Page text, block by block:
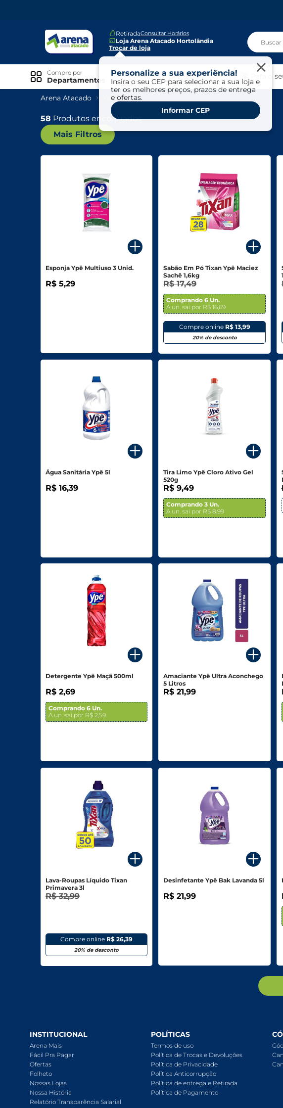
RetiradaConsultar Horários
Loja Arena Atacado Hortolândia
Trocar de loja
Personalize a sua experiência!
Insira o seu CEP para selecionar a sua loja e
ter os melhores preços, prazos de entrega
e ofertas.
Informar CEP
Ofertas Para o
Compre por
Departamentos
Especiais
Exclusivo Online
Ofertas
Ofertas Arena Mais
Ofertas Cartão Fácil pra Pagar
Mercearia
Carnes, Aves E Peixes
Higiene E Beleza
Arena Atacado Ypê
58 Produtos encontrados
Mais Filtros
Esponja Ypê Multiuso 3 Unid.
R$ 5,29
Sabão Em Pó Tixan Ypê Maciez
Sachê 1,6kg
R$ 17,49
Comprando 6 Un.
A un. sai por R$ 16,69
Compre online R$ 13,99
20% de desconto
Água Sanitária Ypê 5l
R$ 16,39
Tira Limo Ypê Cloro Ativo Gel
520g
R$ 9,49
Comprando 3 Un.
A un. sai por R$ 8,99
Detergente Ypê Maçã 500ml
R$ 2,69
Comprando 6 Un.
A un. sai por R$ 2,59
Amaciante Ypê Ultra Aconchego
5 Litros
R$ 21,99
Lava-Roupas Líquido Tixan
Primavera 3l
R$ 32,99
Compre online R$ 26,39
20% de desconto
Desinfetante Ypê Bak Lavanda 5l
R$ 21,99
INSTITUCIONAL
Arena Mais
Fácil Pra Pagar
Ofertas
Folheto
Nossas Lojas
Nossa História
Relatório Transparência Salarial
POLÍTICAS
Termos de uso
Política de Trocas e Devoluções
Política de Privacidade
Política Anticorrupção
Política de entrega e Retirada
Política de Pagamento